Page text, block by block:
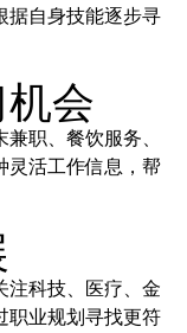
据自身技能逐步寻
会
职、餐饮服务、
灵活工作信息，帮
注科技、医疗、金
职业规划寻找更符